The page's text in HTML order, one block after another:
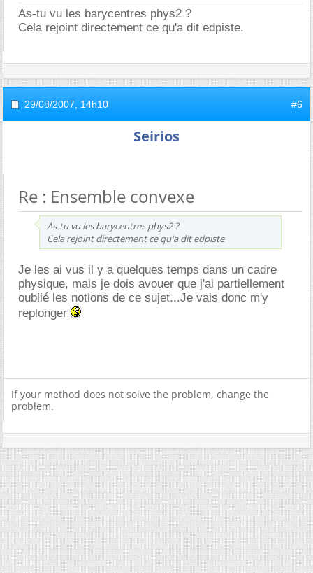
As-tu vu les barycentres phys2 ?
Cela rejoint directement ce qu'a dit edpiste.
29/08/2007, 14h10 #6
Seirios
Re : Ensemble convexe
As-tu vu les barycentres phys2 ?
Cela rejoint directement ce qu'a dit edpiste
Je les ai vus il y a quelques temps dans un cadre
physique, mais je dois avouer que j'ai partiellement
oublié les notions de ce sujet...Je vais donc m'y
replonger
If your method does not solve the problem, change the
problem.